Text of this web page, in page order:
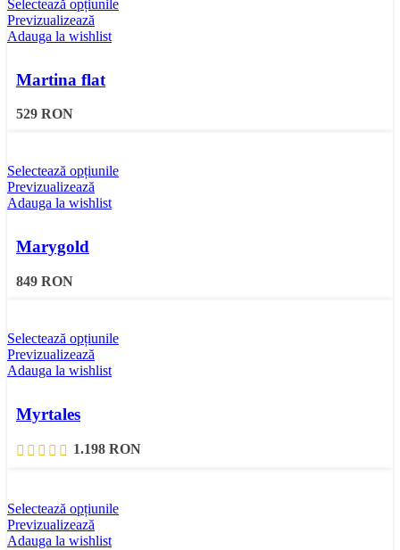
Selectează opțiunile
Previzualizează
Adauga la wishlist
Martina flat
529 RON
Selectează opțiunile
Previzualizează
Adauga la wishlist
Marygold
849 RON
Selectează opțiunile
Previzualizează
Adauga la wishlist
Myrtales
1.198 RON
Selectează opțiunile
Previzualizează
Adauga la wishlist